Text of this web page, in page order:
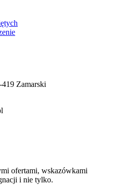
Zamarski
ofertami, wskazówkami
i nie tylko.